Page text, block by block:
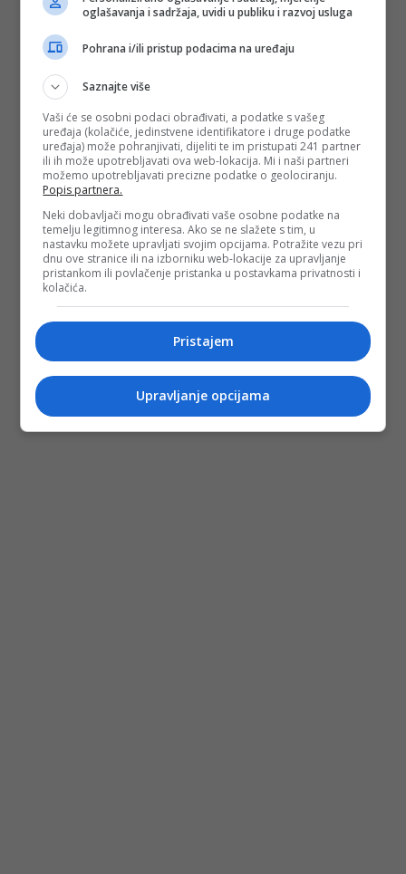
oglašavanja i sadržaja, uvidi u publiku i razvoj usluga
Pohrana i/ili pristup podacima na uređaju
Saznajte više
Vaši će se osobni podaci obrađivati, a podatke s vašeg
uređaja (kolačiće, jedinstvene identifikatore i druge podatke
uređaja) može pohranjivati, dijeliti te im pristupati 241 partner
ili ih može upotrebljavati ova web-lokacija. Mi i naši partneri
možemo upotrebljavati precizne podatke o geolociranju.
Popis partnera.
Neki dobavljači mogu obrađivati vaše osobne podatke na
temelju legitimnog interesa. Ako se ne slažete s tim, u
nastavku možete upravljati svojim opcijama. Potražite vezu pri
dnu ove stranice ili na izborniku web-lokacije za upravljanje
pristankom ili povlačenje pristanka u postavkama privatnosti i
kolačića.
Pristajem
Upravljanje opcijama